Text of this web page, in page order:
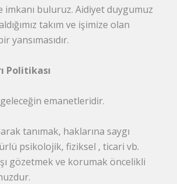
imkanı buluruz. Aidiyet duygumuz
takım ve işimize olan
yansımasıdır.
Politikası
emanetleridir.
tanımak, haklarına saygı
psikolojik, fiziksel , ticari vb.
gözetmek ve korumak öncelikli